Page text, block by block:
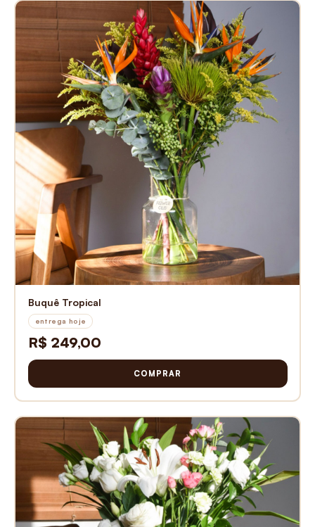
Buquê Tropical
entrega hoje
R$ 249,00
COMPRAR